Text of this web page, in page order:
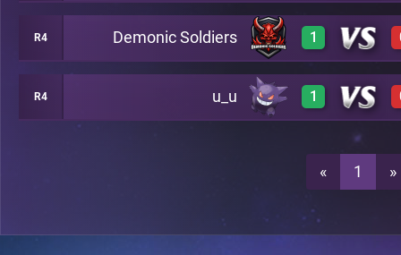
1 A20
R4 Demonic Soldiers 1
1 A20
R4 u_u 1
« 1 »